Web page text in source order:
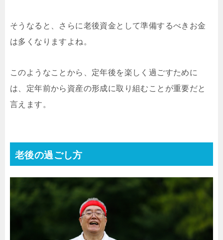
そうなると、さらに老後資金として準備するべきお金
は多くなりますよね。
このようなことから、定年後を楽しく過ごすために
は、定年前から資産の形成に取り組むことが重要だと
言えます。
老後の過ごし方